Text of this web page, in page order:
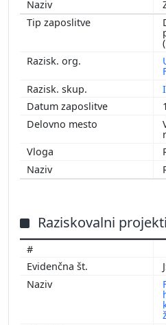
Raziskovalni